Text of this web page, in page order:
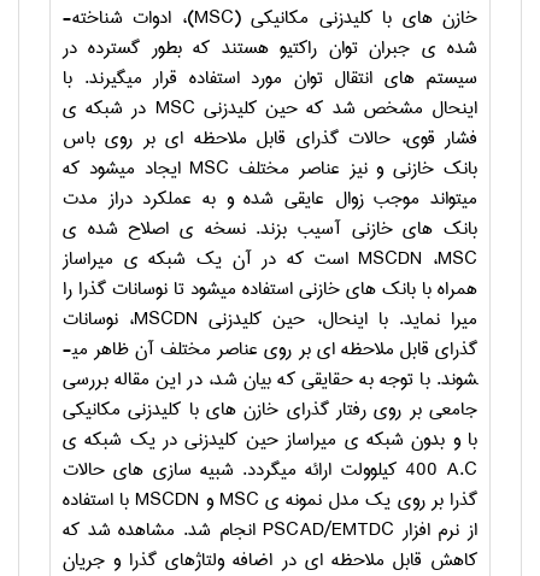
خازن­ های با کلیدزنی مکانیکی (MSC)، ادوات شناخته­
شده­ ی جبران توان راکتیو هستند که بطور گسترده در
سیستم­ های انتقال توان مورد استفاده قرار می­گیرند. با
اینحال مشخص شد که حین کلیدزنی MSC در شبکه­ ی
فشار قوی، حالات گذرای قابل ملاحظه­ ای بر روی باس
بانک خازنی و نیز عناصر مختلف MSC ایجاد می­شود که
می­تواند موجب زوال عایقی شده و به عملکرد دراز مدت
بانک­ های خازنی آسیب بزند. نسخه ­ی اصلاح ­شده ­ی
MSC، MSCDN است که در آن یک شبکه ­ی میراساز
همراه با بانک­ های خازنی استفاده می­شود تا نوسانات گذرا را
میرا نماید. با اینحال، حین کلیدزنی MSCDN، نوسانات
گذرای قابل ملاحظه ­ای بر روی عناصر مختلف آن ظاهر می­
شوند. با توجه به حقایقی که بیان شد، در این مقاله بررسی
جامعی بر روی رفتار گذرای خازن­ های با کلیدزنی مکانیکی
با و بدون شبکه­ ی میراساز حین کلیدزنی در یک شبکه ­ی
A.C
400 کیلوولت ارائه می­گردد. شبیه ­سازی­ های حالات
گذرا بر روی یک مدل نمونه­ ی MSCو MSCDN با استفاده
از نرم ­افزار PSCAD/EMTDC انجام شد. مشاهده شد که
کاهش قابل ملاحظه­ ای در اضافه ولتاژهای گذرا و جریان